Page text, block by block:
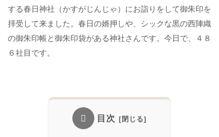
する春日神社（かすがじんじゃ）にお詣りをして御朱印を
拝受して来ました。春日の婿押しや、シックな黒の西陣織
の御朱印帳と御朱印袋がある神社さんです。今日で、４８
６社目です。
目次